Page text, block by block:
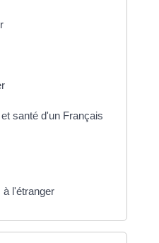
santé d'un Français
à l'étranger